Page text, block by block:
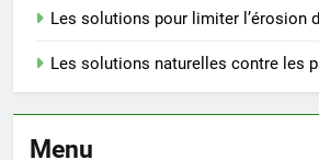
Les solutions pour limiter l’érosion
Les solutions naturelles contre les
Menu